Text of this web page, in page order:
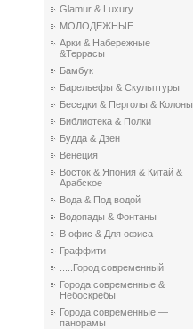
Glamur & Luxury
МОЛОДЕЖНЫЕ
Арки & Набережные
&Террасы
Бамбук
Барельефы & Скульптуры
Беседки & Перголы & Колоны
Библиотека & Полки
Будда & Дзен
Венеция
Восток & Япония & Китай &
Арабское
Вода & Под водой
Водопады & Фонтаны
В офис & Для офиса
Граффити
.....Город современный
Города современные &
Небоскребы
Города современные —
панорамы